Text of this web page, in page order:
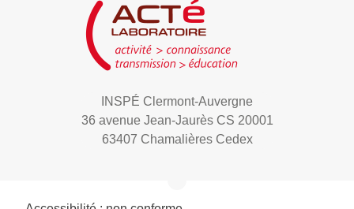
INSPÉ Clermont-Auvergne
36 avenue Jean-Jaurès CS 20001
63407 Chamalières Cedex